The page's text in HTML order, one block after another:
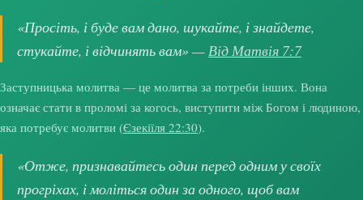
«Просіть, і буде вам дано, шукайте, і знайдете,
стукайте, і відчинять вам» — Від Матвія 7:7
Заступницька молитва — це молитва за потреби інших. Вона
означає стати в проломі за когось, виступити між Богом і людиною,
яка потребує молитви (Єзекіїля 22:30).
«Отже, признавайтесь один перед одним у своїх
прогріхах, і моліться один за одного, щоб вам